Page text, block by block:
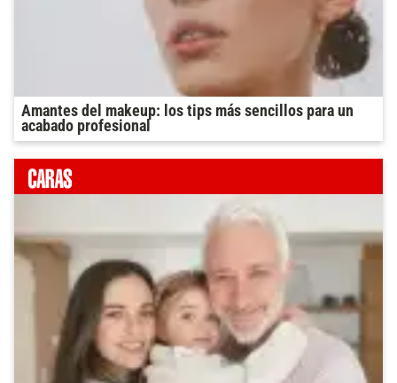
Amantes del makeup: los tips más sencillos para un
acabado profesional